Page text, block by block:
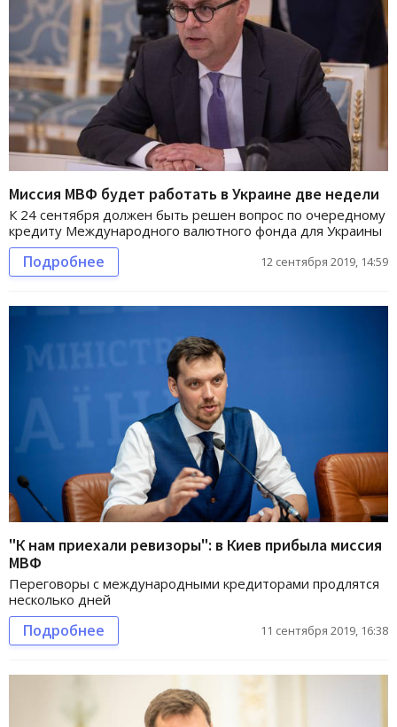
Миссия МВФ будет работать в Украине две недели
К 24 сентября должен быть решен вопрос по очередному
кредиту Международного валютного фонда для Украины
Подробнее 12 сентября 2019, 14:59
"К нам приехали ревизоры": в Киев прибыла миссия
МВФ
Переговоры с международными кредиторами продлятся
несколько дней
Подробнее 11 сентября 2019, 16:38